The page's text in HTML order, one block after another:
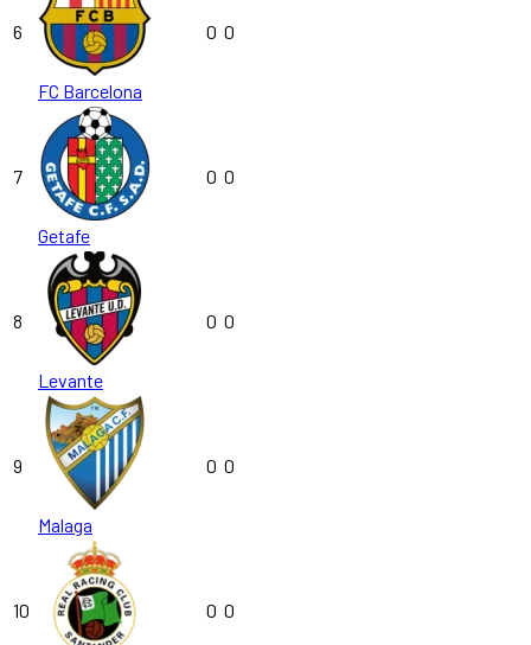
6
FC Barcelona
0 0
7
Getafe
0 0
8
Levante
0 0
9
Malaga
0 0
10 0 0